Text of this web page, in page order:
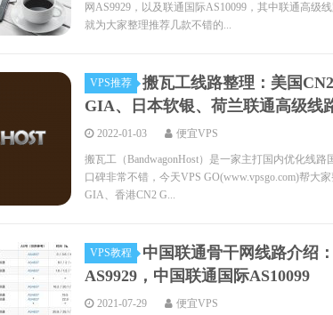
网AS9929，以及联通国际AS10099，其中联通高级
就为大家整理推荐几款不错的...
VPS推荐
搬瓦工线路整理：美国
GIA、日本软银、荷兰联通高级线
2022-01-03 便宜VPS
搬瓦工（BandwagonHost）是一家主打国内优化线
口碑非常不错，今天VPS GO(www.vpsgo.com)帮大
GIA、香港CN2 G...
VPS教程
中国联通骨干网线路介绍
AS9929，中国联通国际AS10099
2021-07-29 便宜VPS